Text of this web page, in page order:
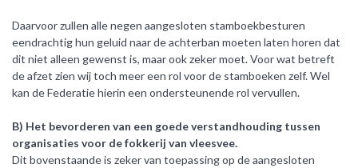
Daarvoor zullen alle negen aangesloten stamboekbesturen
eendrachtig hun geluid naar de achterban moeten laten horen dat
dit niet alleen gewenst is, maar ook zeker moet. Voor wat betreft
de afzet zien wij toch meer een rol voor de stamboeken zelf. Wel
kan de Federatie hierin een ondersteunende rol vervullen.
B) Het bevorderen van een goede verstandhouding tussen
organisaties voor de fokkerij van vleesvee.
Dit bovenstaande is zeker van toepassing op de aangesloten